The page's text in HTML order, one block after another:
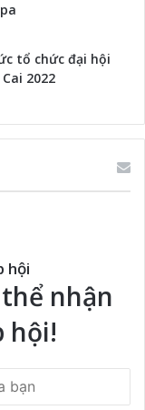
tổ chức đại hội
2022
hội
nhận
hội!